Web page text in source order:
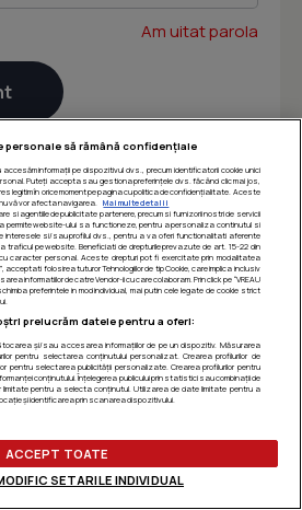
Am uitat parola
personale să rămână confidențiale
informații pe dispozitivul dvs., precum identificatorii cookie unici
Puteți accepta sau gestiona preferințele dvs. făcând clic mai jos,
legitim în orice moment pe pagina cu politica de confidențialitate. Aceste
vă vor afecta navigarea.
Mai multe detalii
si agentiile de publicitate partenere, precum si furnizorii nostri de servicii
permite website-ului sa functioneze, pentru a personaliza continutul si
interesele si/sau profilul dvs., pentru a va oferi functionalitati aferente
traficul pe website. Beneficiati de drepturile prevazute de art. 15-22 din
caracter personal. Aceste drepturi pot fi exercitate prin modalitatea
acceptati folosirea tuturor Tehnologiilor de tip Cookie, care implica inclusiv
informatiilor de catre Vendor-ii cu care colaboram. Prin click pe “VREAU
schimba preferintele in mod individual, mai putin cele legate de cookie strict
prelucrăm datele pentru a oferi:
și/sau accesarea informațiilor de pe un dispozitiv. Măsurarea
pentru selectarea conținutului personalizat. Crearea profilurilor de
pentru selectarea publicității personalizate. Crearea profilurilor pentru
conținutului. Înțelegerea publicului prin statistici sau combinații de
pentru a selecta conținutul. Utilizarea de date limitate pentru a
și identificarea prin scanarea dispozitivului.
ACCEPT TOATE
SETARILE INDIVIDUAL